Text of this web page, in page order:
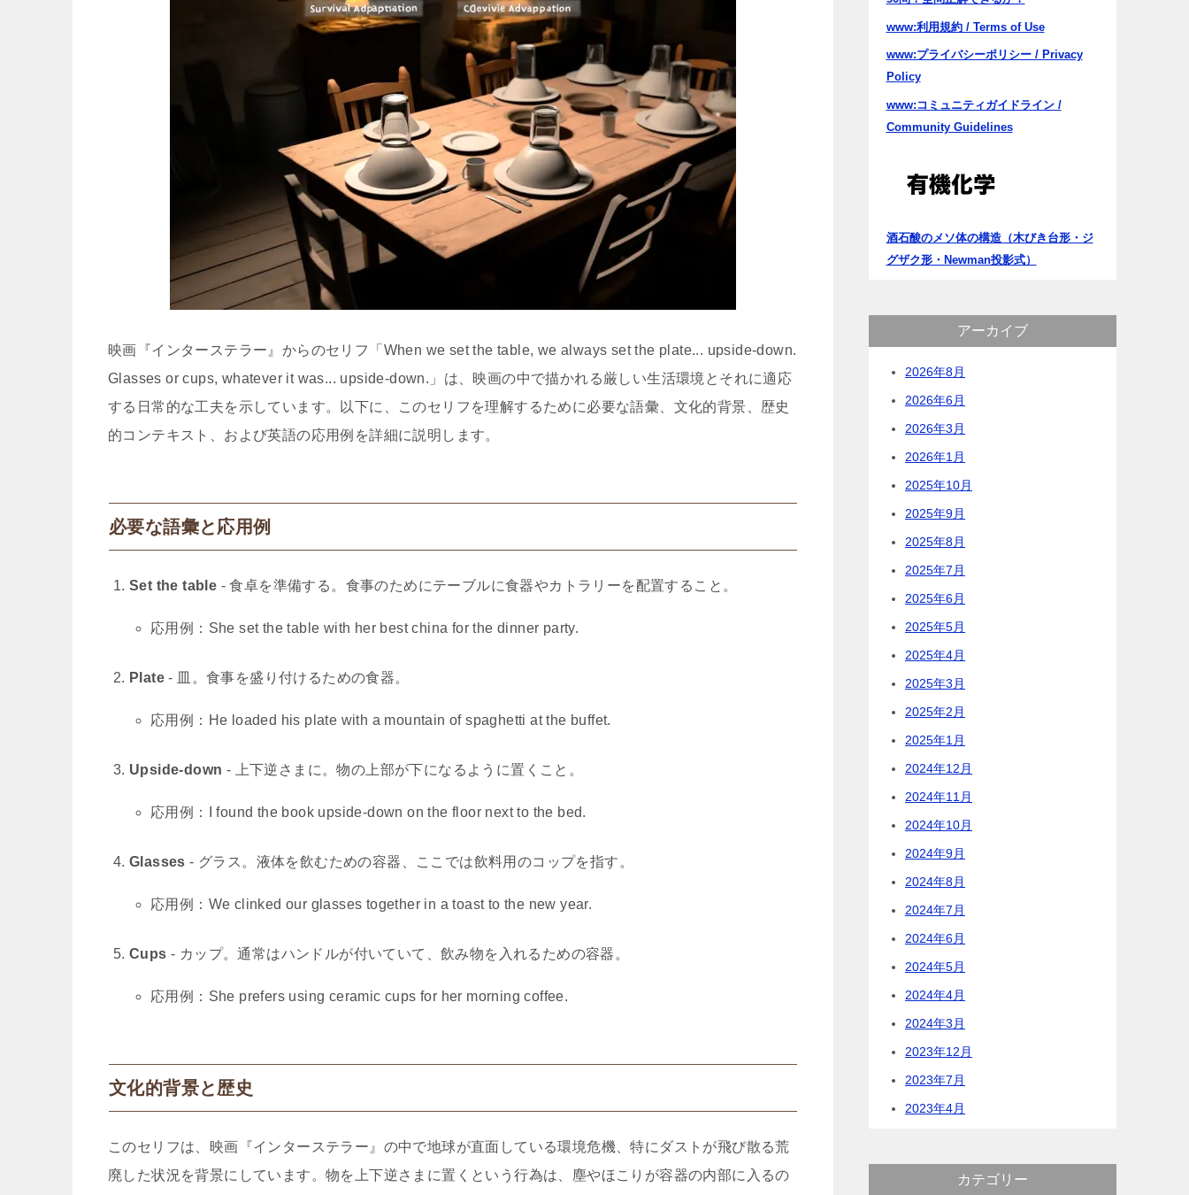
映画『インターステラー』からのセリフ「When we set the table, we always set the plate... upside-down.
Glasses or cups, whatever it was... upside-down.」は、映画の中で描かれる厳しい生活環境とそれに適応
する日常的な工夫を示しています。以下に、このセリフを理解するために必要な語彙、文化的背景、歴史
的コンテキスト、および英語の応用例を詳細に説明します。
必要な語彙と応用例
Set the table - 食卓を準備する。食事のためにテーブルに食器やカトラリーを配置すること。
応用例：She set the table with her best china for the dinner party.
Plate - 皿。食事を盛り付けるための食器。
応用例：He loaded his plate with a mountain of spaghetti at the buffet.
Upside-down - 上下逆さまに。物の上部が下になるように置くこと。
応用例：I found the book upside-down on the floor next to the bed.
Glasses - グラス。液体を飲むための容器、ここでは飲料用のコップを指す。
応用例：We clinked our glasses together in a toast to the new year.
Cups - カップ。通常はハンドルが付いていて、飲み物を入れるための容器。
応用例：She prefers using ceramic cups for her morning coffee.
文化的背景と歴史
このセリフは、映画『インターステラー』の中で地球が直面している環境危機、特にダストが飛び散る荒
廃した状況を背景にしています。物を上下逆さまに置くという行為は、塵やほこりが容器の内部に入るの
www:利用規約 / Terms of Use
www:プライバシーポリシー / Privacy
Policy
www:コミュニティガイドライン /
Community Guidelines
酒石酸のメソ体の構造（木びき台形・ジ
グザク形・Newman投影式）
アーカイブ
2026年8月
2026年6月
2026年3月
2026年1月
2025年10月
2025年9月
2025年8月
2025年7月
2025年6月
2025年5月
2025年4月
2025年3月
2025年2月
2025年1月
2024年12月
2024年11月
2024年10月
2024年9月
2024年8月
2024年7月
2024年6月
2024年5月
2024年4月
2024年3月
2023年12月
2023年7月
2023年4月
カテゴリー